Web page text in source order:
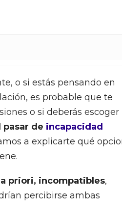
o si estás pensando en
es probable que te
o si deberás escoger
pasar de incapacidad
a explicarte qué
priori, incompatibles,
percibirse ambas